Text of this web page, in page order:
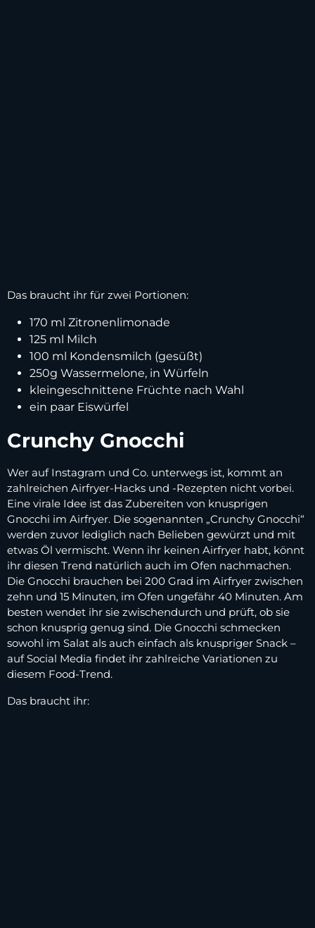
Das braucht ihr für zwei Portionen:
170 ml Zitronenlimonade
125 ml Milch
100 ml Kondensmilch (gesüßt)
250g Wassermelone, in Würfeln
kleingeschnittene Früchte nach Wahl
ein paar Eiswürfel
Crunchy Gnocchi
Wer auf Instagram und Co. unterwegs ist, kommt an
zahlreichen Airfryer-Hacks und -Rezepten nicht vorbei.
Eine virale Idee ist das Zubereiten von knusprigen
Gnocchi im Airfryer. Die sogenannten „Crunchy Gnocchi“
werden zuvor lediglich nach Belieben gewürzt und mit
etwas Öl vermischt. Wenn ihr keinen Airfryer habt, könnt
ihr diesen Trend natürlich auch im Ofen nachmachen.
Die Gnocchi brauchen bei 200 Grad im Airfryer zwischen
zehn und 15 Minuten, im Ofen ungefähr 40 Minuten. Am
besten wendet ihr sie zwischendurch und prüft, ob sie
schon knusprig genug sind. Die Gnocchi schmecken
sowohl im Salat als auch einfach als knuspriger Snack –
auf Social Media findet ihr zahlreiche Variationen zu
diesem Food-Trend.
Das braucht ihr: